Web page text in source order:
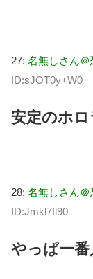
27: 名無しさん＠
ID:sJOT0y+W0
安定のホ
28: 名無しさん＠
ID:Jmkl7fl90
やっぱ一